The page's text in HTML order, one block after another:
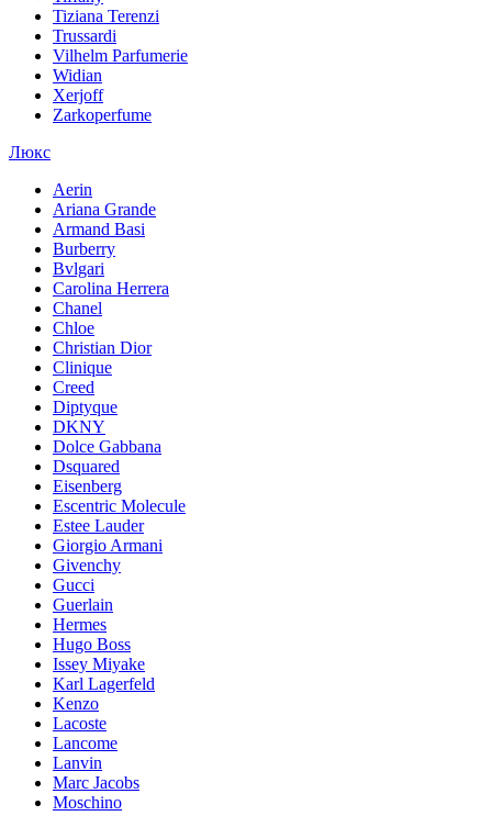
Tiziana Terenzi
Trussardi
Vilhelm Parfumerie
Widian
Xerjoff
Zarkoperfume
Люкс
Aerin
Ariana Grande
Armand Basi
Burberry
Bvlgari
Carolina Herrera
Chanel
Chloe
Christian Dior
Clinique
Creed
Diptyque
DKNY
Dolce Gabbana
Dsquared
Eisenberg
Escentric Molecule
Estee Lauder
Giorgio Armani
Givenchy
Gucci
Guerlain
Hermes
Hugo Boss
Issey Miyake
Karl Lagerfeld
Kenzo
Lacoste
Lancome
Lanvin
Marc Jacobs
Moschino